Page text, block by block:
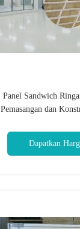
Panel Sandwich
Pemasangan dan
Dapatkan